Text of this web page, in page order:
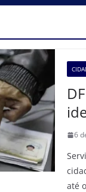
6
até